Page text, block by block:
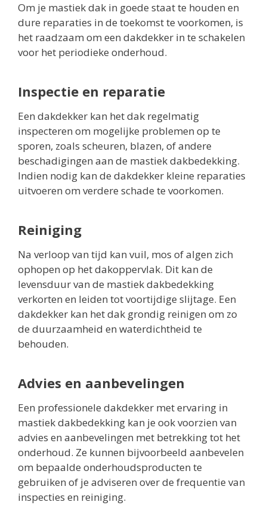
Om je mastiek dak in goede staat te houden en
dure reparaties in de toekomst te voorkomen, is
het raadzaam om een dakdekker in te schakelen
voor het periodieke onderhoud.
Inspectie en reparatie
Een dakdekker kan het dak regelmatig
inspecteren om mogelijke problemen op te
sporen, zoals scheuren, blazen, of andere
beschadigingen aan de mastiek dakbedekking.
Indien nodig kan de dakdekker kleine reparaties
uitvoeren om verdere schade te voorkomen.
Reiniging
Na verloop van tijd kan vuil, mos of algen zich
ophopen op het dakoppervlak. Dit kan de
levensduur van de mastiek dakbedekking
verkorten en leiden tot voortijdige slijtage. Een
dakdekker kan het dak grondig reinigen om zo
de duurzaamheid en waterdichtheid te
behouden.
Advies en aanbevelingen
Een professionele dakdekker met ervaring in
mastiek dakbedekking kan je ook voorzien van
advies en aanbevelingen met betrekking tot het
onderhoud. Ze kunnen bijvoorbeeld aanbevelen
om bepaalde onderhoudsproducten te
gebruiken of je adviseren over de frequentie van
inspecties en reiniging.